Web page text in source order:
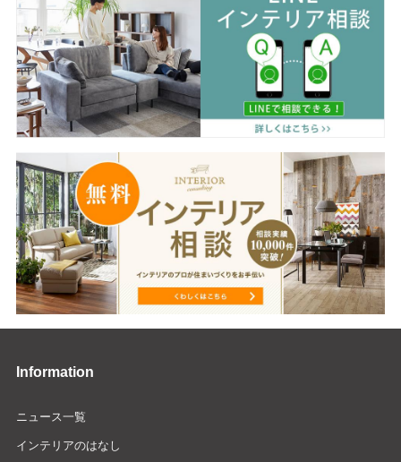
Information
ニュース一覧
インテリアのはなし